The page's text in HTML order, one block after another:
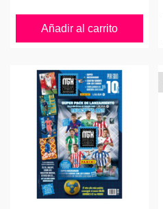
Añadir al carrito